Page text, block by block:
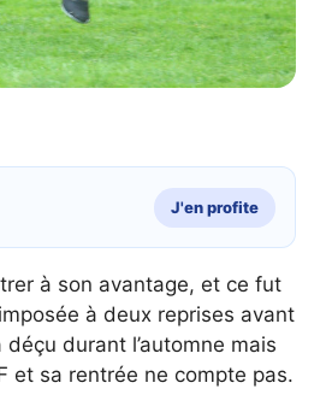
J'en profite
à son avantage, et ce fut
à deux reprises avant
durant l’automne mais
et sa rentrée ne compte pas.